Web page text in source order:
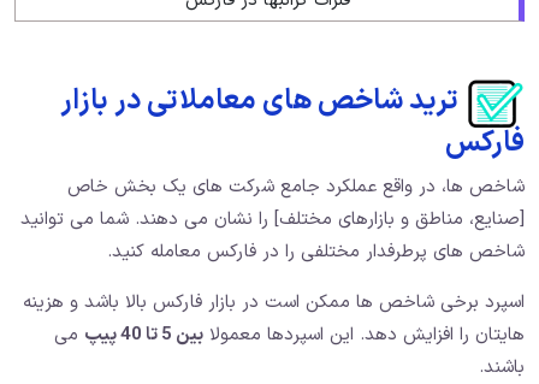
ترید شاخص های معاملاتی در بازار
فارکس
شاخص ها، در واقع عملکرد جامع شرکت های یک بخش خاص
[صنایع، مناطق و بازارهای مختلف] را نشان می دهند. شما می توانید
شاخص های پرطرفدار مختلفی را در فارکس معامله کنید.
اسپرد برخی شاخص ها ممکن است در بازار فارکس بالا باشد و هزینه
هایتان را افزایش دهد. این اسپردها معمولا بین 5 تا 40 پیپ
می
باشند.